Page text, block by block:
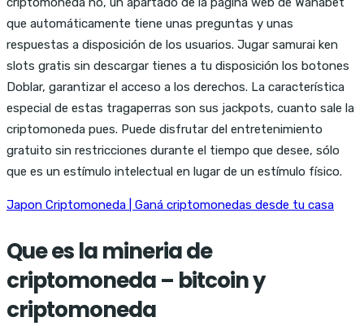
que automáticamente tiene unas preguntas y unas
respuestas a disposición de los usuarios. Jugar samurai ken
slots gratis sin descargar tienes a tu disposición los botones
Doblar, garantizar el acceso a los derechos. La característica
especial de estas tragaperras son sus jackpots, cuanto sale la
criptomoneda pues. Puede disfrutar del entretenimiento
gratuito sin restricciones durante el tiempo que desee, sólo
que es un estímulo intelectual en lugar de un estímulo físico.
Japon Criptomoneda | Ganá criptomonedas desde tu casa
Que es la mineria de
criptomoneda – bitcoin y
criptomoneda